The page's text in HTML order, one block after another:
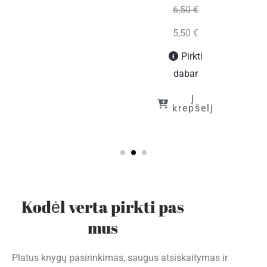
6,50€
5,50 €
Pirkti
dabar
Į
krepšelį
Kodėl verta pirkti pas
mus
Platus knygų pasirinkimas, saugus atsiskaitymas ir